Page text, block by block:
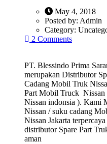
May 4, 2018
Posted by: Admin
Category:
2 Comments
PT. Blessindo Prima
merupakan Distributor
Cadang Mobil Truk
Part Mobil Truck Nissan
Nissan indonsia ). Kami
Nissan / suku cadang
Nissan Jakarta
distributor Spare Part
aman